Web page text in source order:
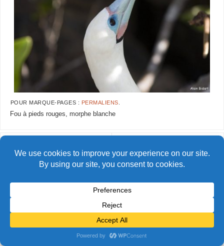
POUR MARQUE-PAGES : PERMALIENS
Fou à pieds rouges, morphe blanche
© Alain Bidart (2026) - Tous droits réservés
FIÈREMENT PROPULSÉ PARPARABOLA